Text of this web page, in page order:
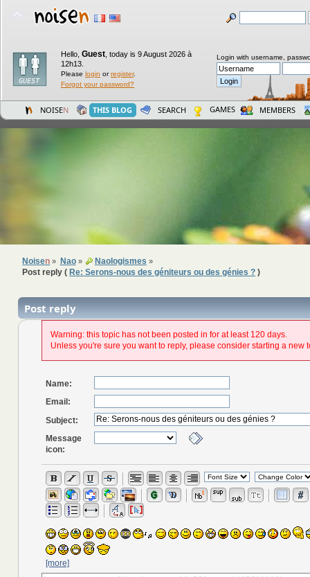
Hello, Guest today is 9 August 2026 à
12h13.
Please login orregister.
Forgot your password?
Login with username,
NOISEN THIS BLOG SEARCH GAMES MEMBERS
Noisen » Nao» Naologismes »
Post reply ( Re: Serons-nous des géniteurs ou des génies ? )
Post reply
Warning: this topic has not been posted in for at least 120 days.
Unless you're sure you want to reply, please consider starting a new
Name:
Email:
Subject:
Message
icon:
[more]